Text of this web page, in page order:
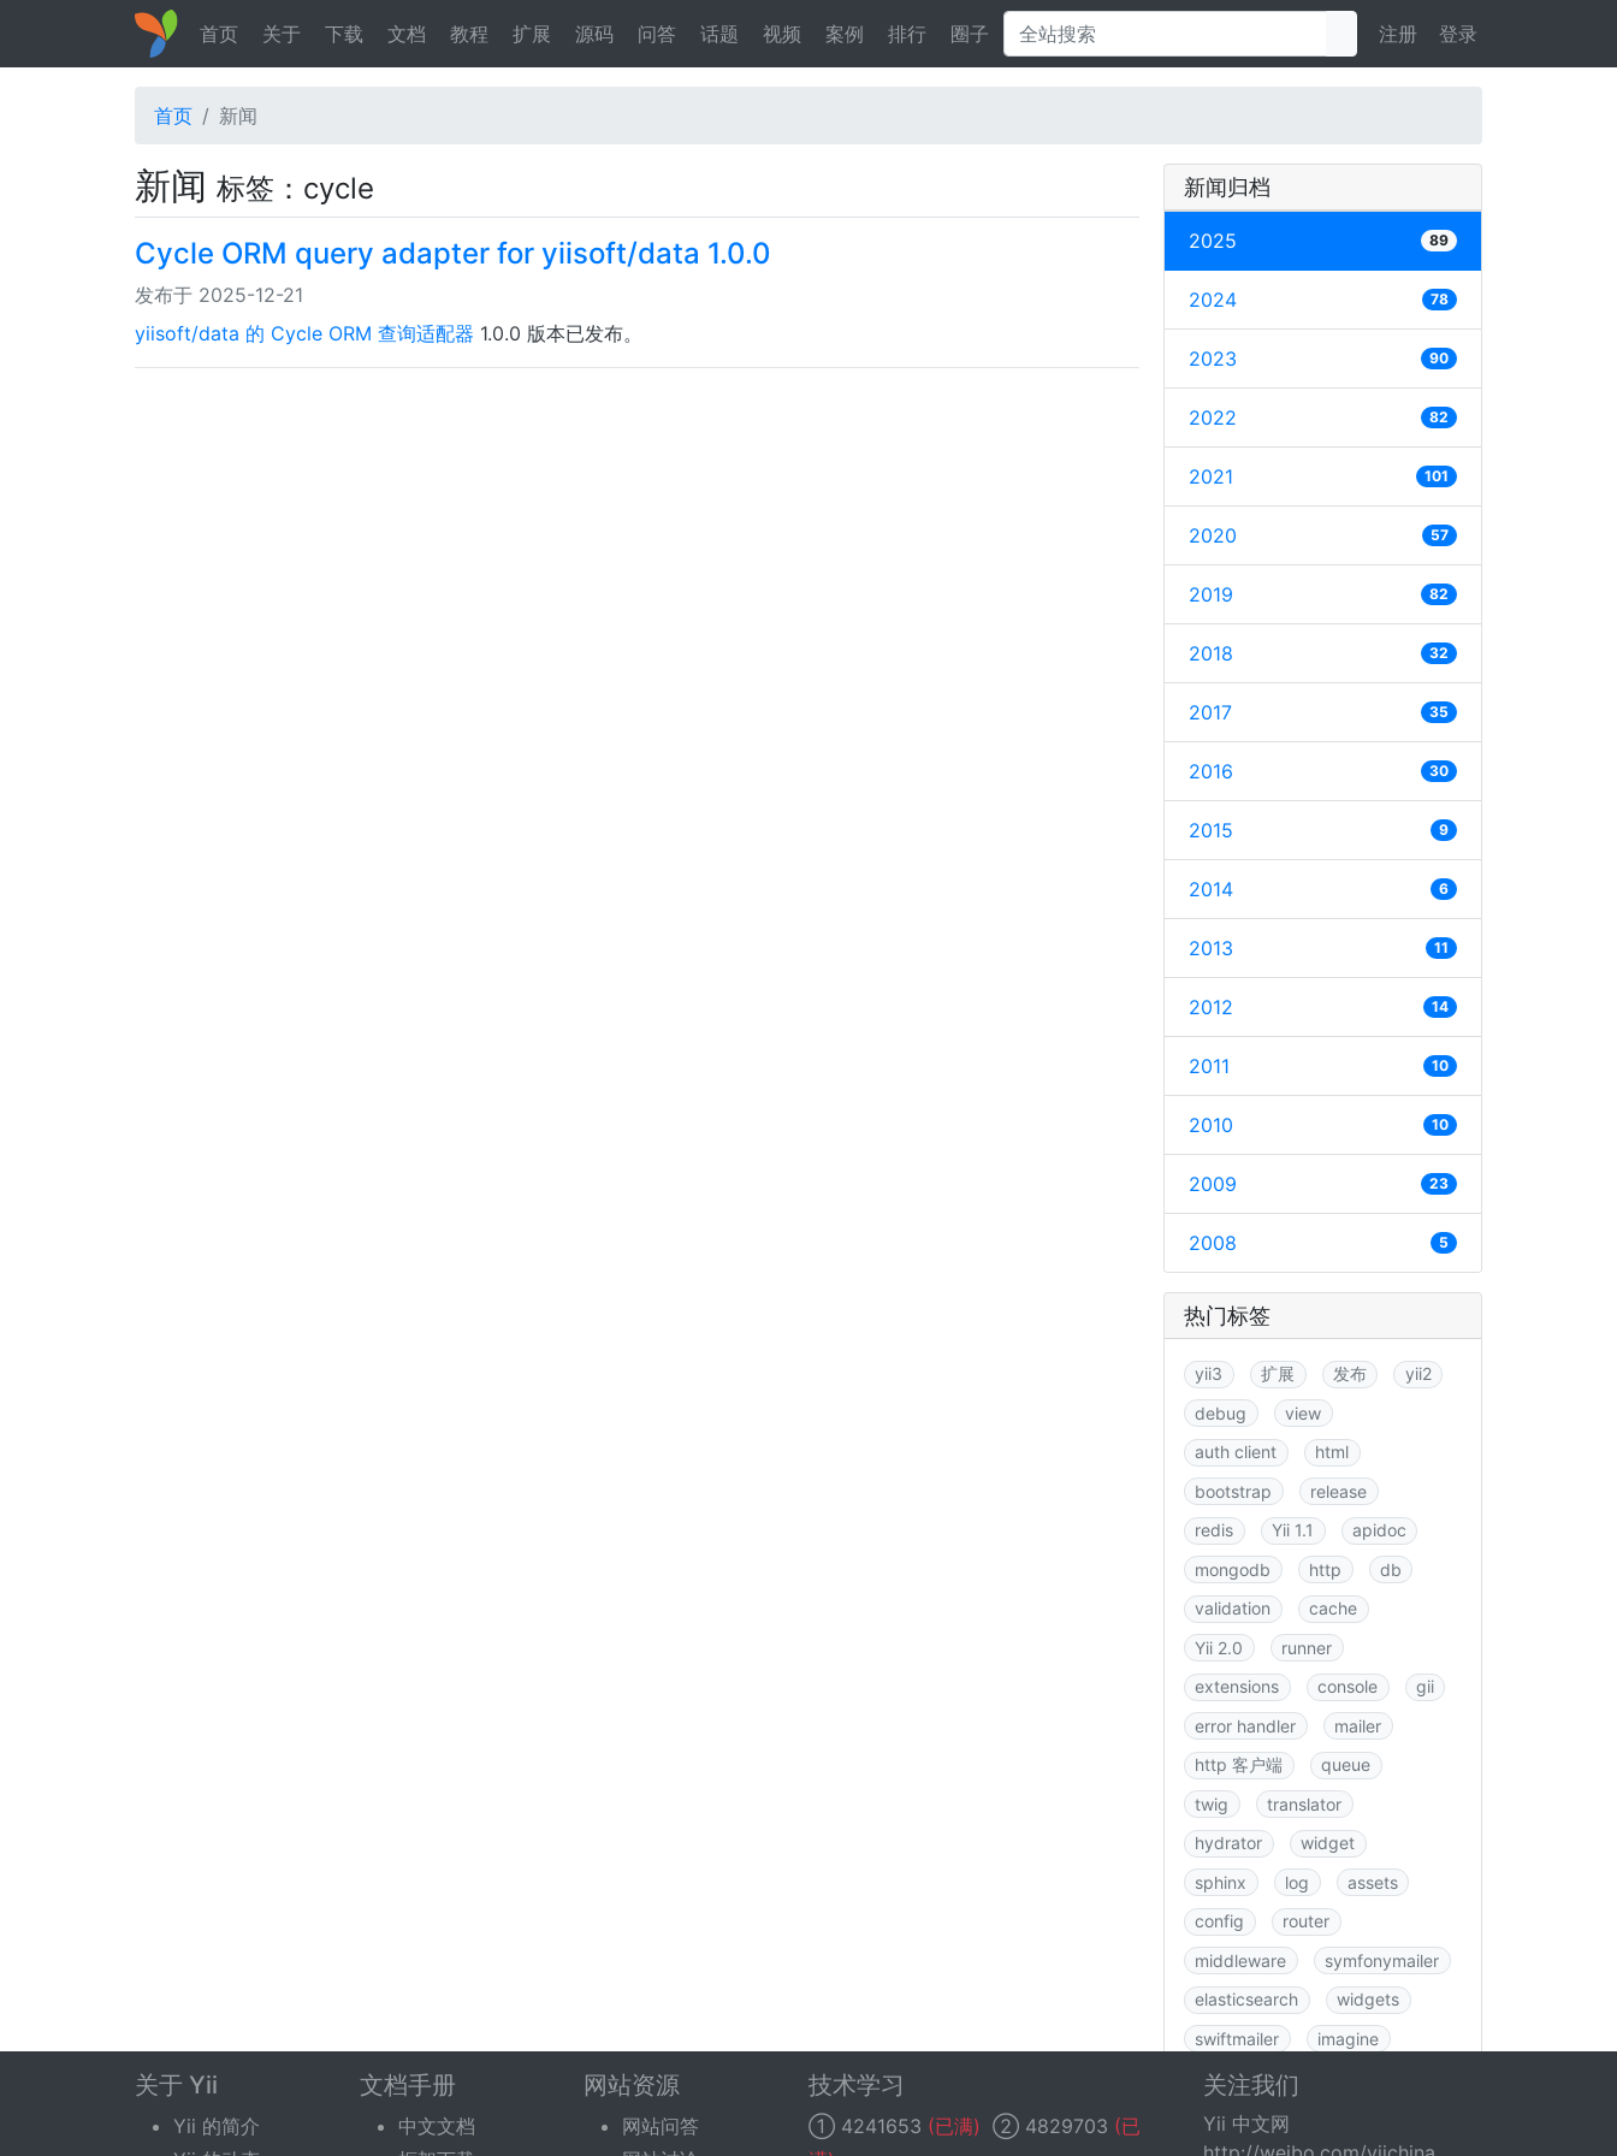
首页 关于 下载 文档 教程 扩展 源码 问答 话题 视频 案例 排行 圈子 注册 登录
首页 新闻
新闻 标签：cycle
Cycle ORM query adapter for yiisoft/data 1.0.0
发布于 2025-12-21
yiisoft/data 的 Cycle ORM 查询适配器 1.0.0 版本已发布。
新闻归档
2025 89
2024 78
2023 90
2022 82
2021 101
2020 57
2019 82
2018 32
2017 35
2016 30
2015 9
2014 6
2013 11
2012 14
2011 10
2010 10
2009 23
2008 5
热门标签
yii3 扩展 发布
yii2
debug
view
auth client
html
bootstrap
release
redis
Yii 1.1
apidoc
mongodb
http
db
validation
cache
Yii 2.0
runner
extensions
console
gii
error handler
mailer
http 客户端
queue
twig
translator
hydrator
widget
sphinx
log
assets
config
router
middleware
symfonymailer
elasticsearch
widgets
swiftmailer
imagine
图书
rbac
data
csrf
关于 Yii
Yii 的简介
文档手册
中文文档
网站资源
网站问答
技术学习
① 4241653 (已满) ② 4829703 (已
关注我们
Yii 中文网